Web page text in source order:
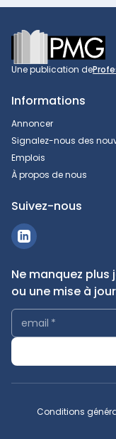
Footer
Une publication de
Informations
Annoncer
Signalez-nous des
Emplois
À propos de nous
Suivez-nous
Ne manquez
ou une mise à
email *
Conditions